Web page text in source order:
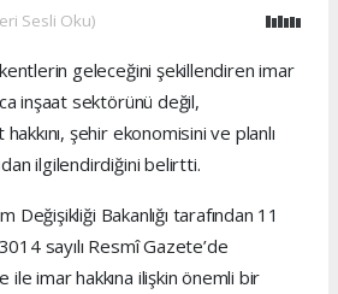
Sesli Oku)
kentlerin geleceğini şekillendiren imar
inşaat sektörünü değil,
şehir ekonomisini ve planlı
ilgilendirdiğini belirtti.
Değişikliği Bakanlığı tarafından 11
sayılı Resmî Gazete’de
ile imar hakkına ilişkin önemli bir